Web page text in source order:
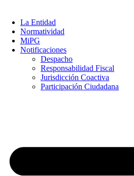
La Entidad
Normatividad
MiPG
Notificaciones
Despacho
Responsabilidad Fiscal
Jurisdicción Coactiva
Participación Ciudadana